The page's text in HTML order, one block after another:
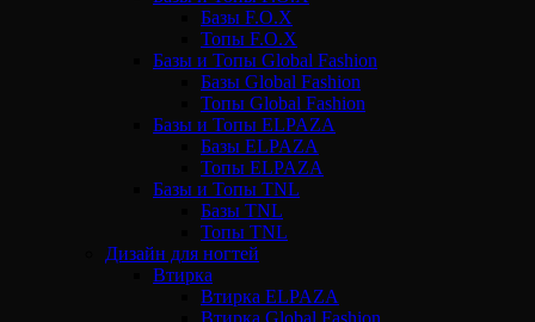
Базы F.O.X
Топы F.O.X
Базы и Топы Global Fashion
Базы Global Fashion
Топы Global Fashion
Базы и Топы ELPAZA
Базы ELPAZA
Топы ELPAZA
Базы и Топы TNL
Базы TNL
Топы TNL
Дизайн для ногтей
Втирка
Втирка ELPAZA
Втирка Global Fashion